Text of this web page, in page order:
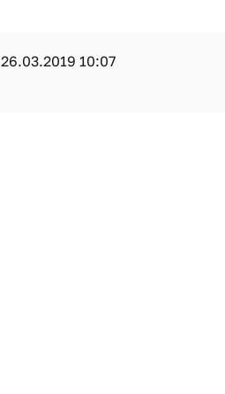
26.03.2019 10:07